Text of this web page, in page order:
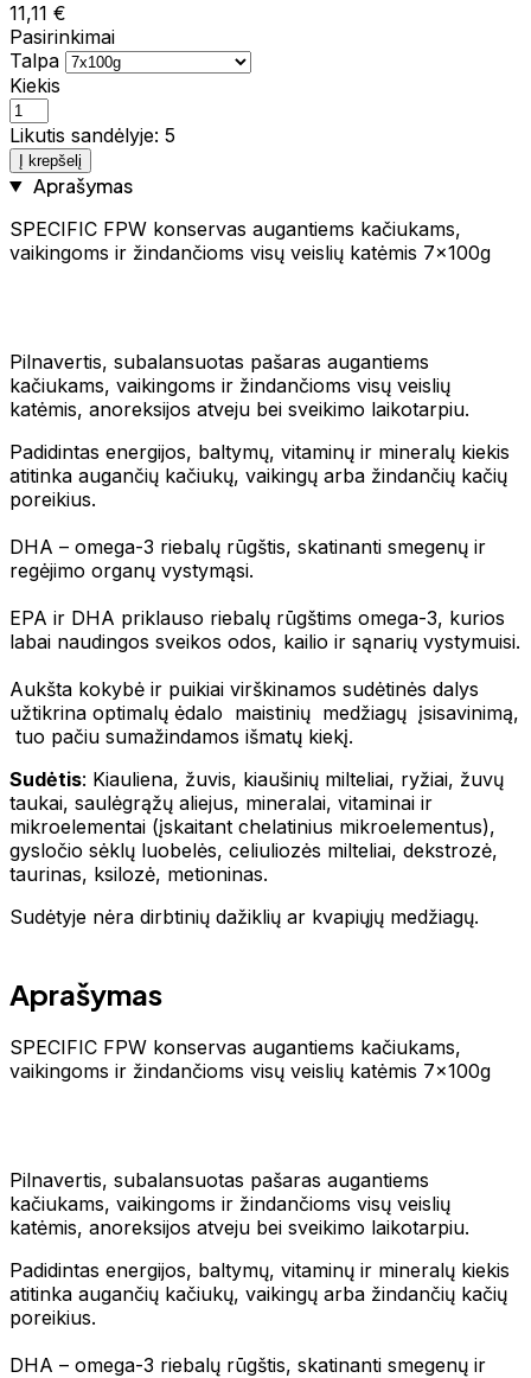
11,11 €
Pasirinkimai
Talpa
Kiekis
Likutis sandėlyje: 5
Į krepšelį
Aprašymas
SPECIFIC FPW konservas augantiems kačiukams,
vaikingoms ir žindančioms visų veislių katėmis 7x100g
Pilnavertis, subalansuotas pašaras augantiems
kačiukams, vaikingoms ir žindančioms visų veislių
katėmis, anoreksijos atveju bei sveikimo laikotarpiu.
Padidintas energijos, baltymų, vitaminų ir mineralų kiekis
atitinka augančių kačiukų, vaikingų arba žindančių kačių
poreikius.
DHA – omega-3 riebalų rūgštis, skatinanti smegenų ir
regėjimo organų vystymąsi.
EPA ir DHA priklauso riebalų rūgštims omega-3, kurios
labai naudingos sveikos odos, kailio ir sąnarių vystymuisi.
Aukšta kokybė ir puikiai virškinamos sudėtinės dalys
užtikrina optimalų ėdalo maistinių medžiagų įsisavinimą,
tuo pačiu sumažindamos išmatų kiekį.
Sudėtis: Kiauliena, žuvis, kiaušinių milteliai, ryžiai, žuvų
taukai, saulėgrąžų aliejus, mineralai, vitaminai ir
mikroelementai (įskaitant chelatinius mikroelementus),
gysločio sėklų luobelės, celiuliozės milteliai, dekstrozė,
taurinas, ksilozė, metioninas.
Sudėtyje nėra dirbtinių dažiklių ar kvapiųjų medžiagų.
Aprašymas
SPECIFIC FPW konservas augantiems kačiukams,
vaikingoms ir žindančioms visų veislių katėmis 7x100g
Pilnavertis, subalansuotas pašaras augantiems
kačiukams, vaikingoms ir žindančioms visų veislių
katėmis, anoreksijos atveju bei sveikimo laikotarpiu.
Padidintas energijos, baltymų, vitaminų ir mineralų kiekis
atitinka augančių kačiukų, vaikingų arba žindančių kačių
poreikius.
DHA – omega-3 riebalų rūgštis, skatinanti smegenų ir